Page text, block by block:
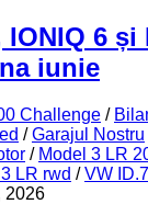
IONIQ 6 și
iunie
Challenge /
/Garajul Nostru
/ Model 3 LR
LR rwd /VW ID.7
2026